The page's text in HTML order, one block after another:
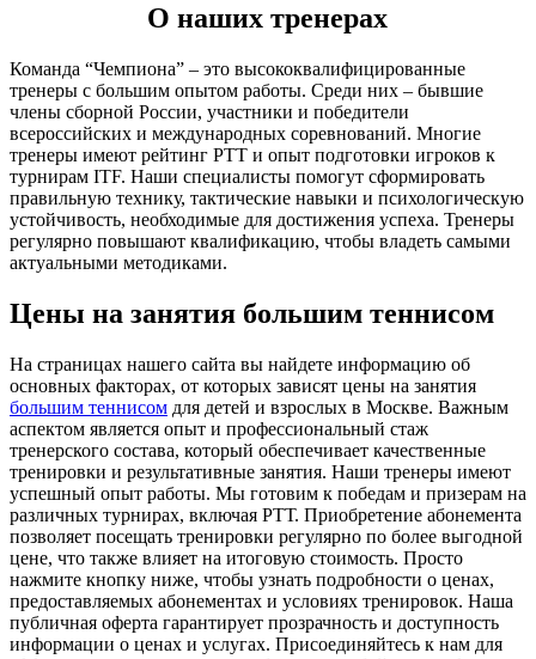
О наших тренерах
Команда “Чемпиона” – это высококвалифицированные
тренеры с большим опытом работы. Среди них – бывшие
члены сборной России, участники и победители
всероссийских и международных соревнований. Многие
тренеры имеют рейтинг РТТ и опыт подготовки игроков к
турнирам ITF. Наши специалисты помогут сформировать
правильную технику, тактические навыки и психологическую
устойчивость, необходимые для достижения успеха. Тренеры
регулярно повышают квалификацию, чтобы владеть самыми
актуальными методиками.
Цены на занятия большим теннисом
На страницах нашего сайта вы найдете информацию об
основных факторах, от которых зависят цены на занятия
большим теннисом для детей и взрослых в Москве. Важным
аспектом является опыт и профессиональный стаж
тренерского состава, который обеспечивает качественные
тренировки и результативные занятия. Наши тренеры имеют
успешный опыт работы. Мы готовим к победам и призерам на
различных турнирах, включая РТТ. Приобретение абонемента
позволяет посещать тренировки регулярно по более выгодной
цене, что также влияет на итоговую стоимость. Просто
нажмите кнопку ниже, чтобы узнать подробности о ценах,
предоставляемых абонементах и условиях тренировок. Наша
публичная оферта гарантирует прозрачность и доступность
информации о ценах и услугах. Присоединяйтесь к нам для